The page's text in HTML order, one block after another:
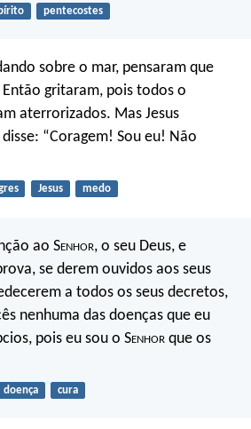
pentecostes
sobre o mar, pensaram que
gritaram, pois todos o
aterrorizados. Mas Jesus
“Coragem! Sou eu! Não
Jesus medo
ao Senhor, o seu Deus, e
se derem ouvidos aos seus
a todos os seus decretos,
nenhuma das doenças que eu
pois eu sou o Senhor que os
doença cura